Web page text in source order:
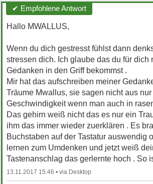
✔ Empfohlene Antwort
Hallo MWALLUS,
Wenn du dich gestresst fühlst dann
stressen dich. Ich glaube das du für
Gedanken in den Griff bekommst .
Mir hat das aufschreiben meiner
Träume Mwallus, sie sagen nicht aus
Geschwindigkeit wenn man auch in
Das gehirn weiß nicht das es nur ein
ihm das immer wieder zuerklären . Es
Buchstaben auf der Tastatur auswendig
lernen zum Umdenken und jetzt weiß
Tastenanschlag das gerlernte hoch . So
13.11.2017 15:46 •